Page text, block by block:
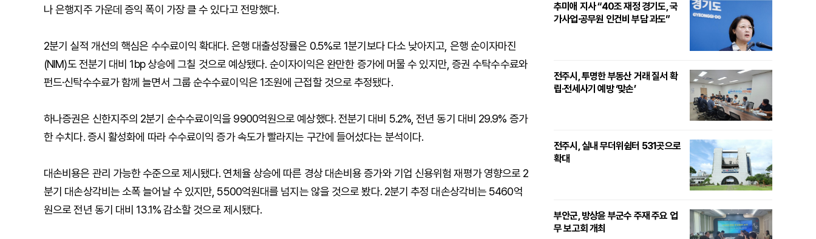
나 은행지주 가운데 증익 폭이 가장 클 수 있다고 전망했다.
2분기 실적 개선의 핵심은 수수료이익 확대다. 은행 대출성장률은 0.5%로 1분기보다 다소 낮아지고, 은행 순이자마진
(NIM)도 전분기 대비 1bp 상승에 그칠 것으로 예상됐다. 순이자이익은 완만한 증가에 머물 수 있지만, 증권 수탁수수료와
펀드·신탁수수료가 함께 늘면서 그룹 순수수료이익은 1조원에 근접할 것으로 추정됐다.
하나증권은 신한지주의 2분기 순수수료이익을 9900억원으로 예상했다. 전분기 대비 5.2%, 전년 동기 대비 29.9% 증가
한 수치다. 증시 활성화에 따라 수수료이익 증가 속도가 빨라지는 구간에 들어섰다는 분석이다.
대손비용은 관리 가능한 수준으로 제시됐다. 연체율 상승에 따른 경상 대손비용 증가와 기업 신용위험 재평가 영향으로 2
분기 대손상각비는 소폭 늘어날 수 있지만, 5500억원대를 넘지는 않을 것으로 봤다. 2분기 추정 대손상각비는 5460억
원으로 전년 동기 대비 13.1% 감소할 것으로 제시됐다.
추미애 지사 “40조 재정 경기도, 국
가사업·공무원 인건비 부담 과도”
전주시, 투명한 부동산 거래 질서 확
립·전세사기 예방 ‘맞손’
전주시, 실내 무더위쉼터 531곳으로
확대
부안군, 방상윤 부군수 주재 주요 업
무 보고회 개최